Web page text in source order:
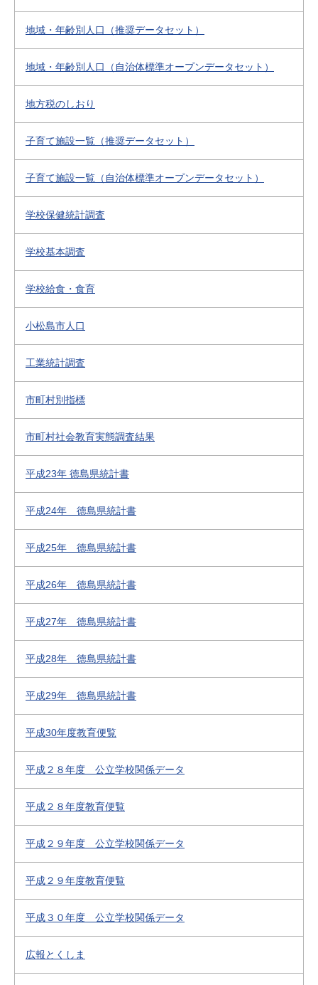
地域・年齢別人口（推奨データセット）
地域・年齢別人口（自治体標準オープンデータセット）
地方税のしおり
子育て施設一覧（推奨データセット）
子育て施設一覧（自治体標準オープンデータセット）
学校保健統計調査
学校基本調査
学校給食・食育
小松島市人口
工業統計調査
市町村別指標
市町村社会教育実態調査結果
平成23年 徳島県統計書
平成24年 徳島県統計書
平成25年 徳島県統計書
平成26年 徳島県統計書
平成27年 徳島県統計書
平成28年 徳島県統計書
平成29年 徳島県統計書
平成30年度教育便覧
平成２８年度 公立学校関係データ
平成２８年度教育便覧
平成２９年度 公立学校関係データ
平成２９年度教育便覧
平成３０年度 公立学校関係データ
広報とくしま